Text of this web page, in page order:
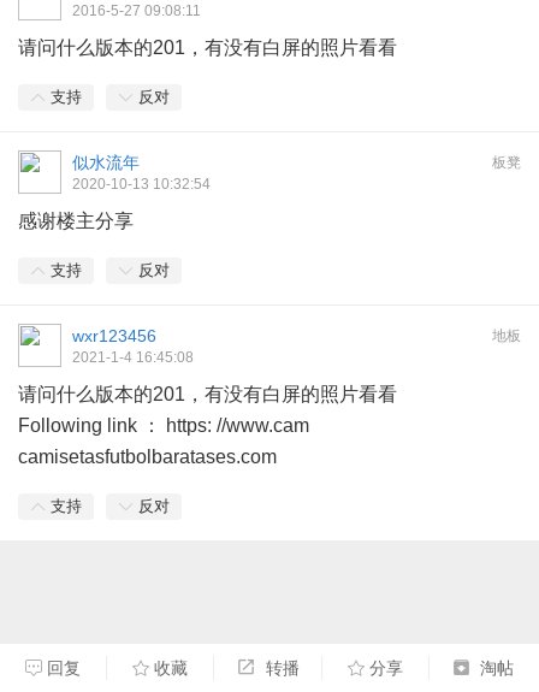
2016-5-27 09:08:11
请问什么版本的201，有没有白屏的照片看看
支持 反对
板凳
似水流年
2020-10-13 10:32:54
感谢楼主分享
支持 反对
地板
wxr123456
2021-1-4 16:45:08
请问什么版本的201，有没有白屏的照片看看
Following link ： https: //www.cam
camisetasfutbolbaratases.com
支持 反对
回复 收藏 转播 分享 淘帖